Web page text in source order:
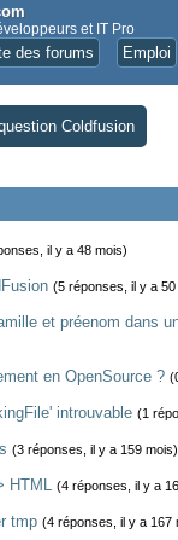
et IT Pro
des forums Emploi
Coldfusion
il y a 48 mois)
(5 réponses, il y a 50
et préenom dans
en OpenSource ?
introuvable (1
(3 réponses, il y a 159 mois)
HTML (4 réponses, il y a
tmp (4 réponses, il y a 167